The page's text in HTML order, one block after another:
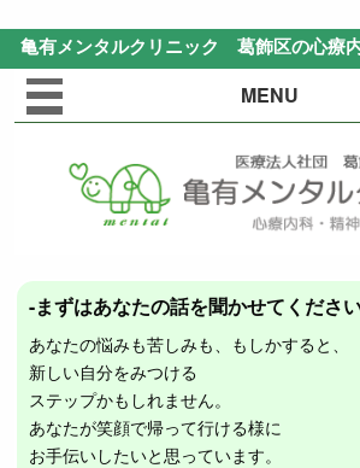
亀有メンタルクリニック 葛飾区の心療
MENU
-まずはあなたの話を聞かせてくださ
あなたの悩みも苦しみも、もしかすると、
新しい自分をみつける
ステップかもしれません。
あなたが笑顔で帰って行ける様に
お手伝いしたいと思っています。